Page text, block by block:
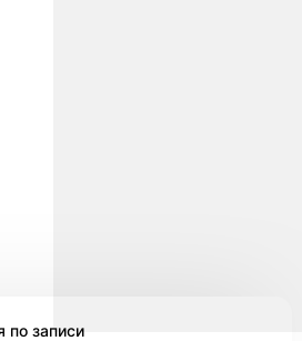
по записи